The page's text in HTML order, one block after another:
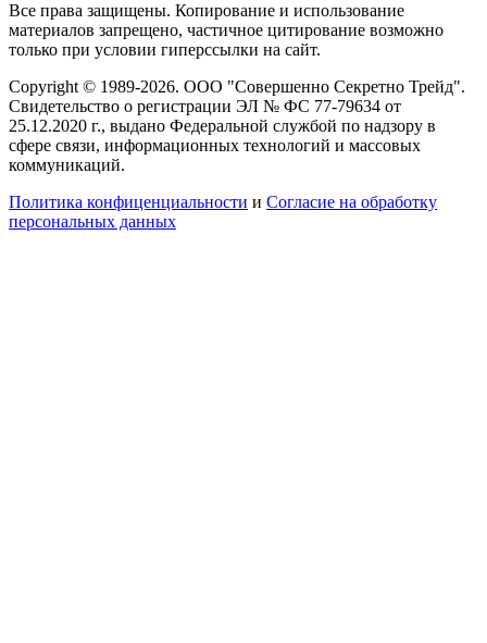
Все права защищены. Копирование и использование
материалов запрещено, частичное цитирование возможно
только при условии гиперссылки на сайт.
Copyright © 1989-2026. ООО "Совершенно Секретно Трейд".
Свидетельство о регистрации ЭЛ № ФС 77-79634 от
25.12.2020 г., выдано Федеральной службой по надзору в
сфере связи, информационных технологий и массовых
коммуникаций.
Политика конфиценциальности и Согласие на обработку
персональных данных